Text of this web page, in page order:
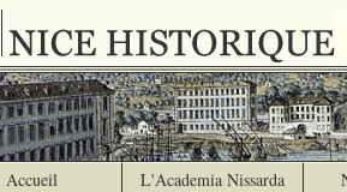
Accueil L'Academia Nissarda